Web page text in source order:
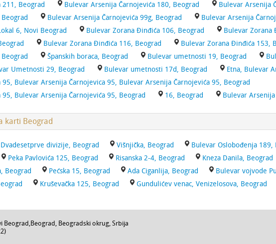
Beograd
Bulevar Arsenija Čarnojevića 180, Beograd Bulevar Arsenija
Bulevar Arsenija Čarnojevića 99g, Beograd
Bulevar Arsenija
6, Novi Beograd
Bulevar Zorana Đinđića 106, Beograd
Bulevar Zorana
Bulevar Zorana Đinđića 116, Beograd Bulevar Zorana Đinđića 153,
Španskih boraca, Beograd Bulevar umetnosti 19, Beograd
Umetnosti 29, Beograd
Bulevar umetnosti 17d, Beograd
Etna, Bulevar
Bulevar Arsenija Čarnojevica 95, Bulevar Arsenija Čarnojevića 95, Beograd
Bulevar Arsenija Čarnojevića 95, Beograd
16, Beograd Bulevar
karti Beograd
Dvadesetprve divizije, Beograd Višnjička, Beograd Bulevar Oslobođenja 189,
Peka Pavlovića 125, Beograd Risanska 2-4, Beograd Kneza Danila, Beograd
Beograd Pećska 15, Beograd Ada Ciganlija, Beograd Bulevar vojvode
Kruševačka 125, Beograd Gundulićev venac, Venizelosova, Beograd
Beograd,Beograd, Beogradski okrug, Srbija
)